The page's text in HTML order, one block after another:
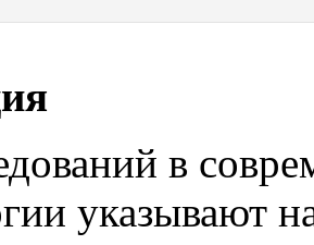
в
указывают